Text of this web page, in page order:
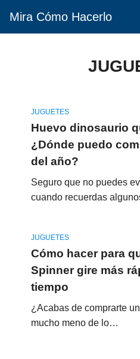
Mira Cómo Hacerlo
JUGUETES
Huevo dinosaurio
¿Dónde puedo
del año?
Seguro que no puedes
cuando recuerdas
JUGUETES
Cómo hacer para
Spinner gire más
tiempo
¿Acabas de comprarte
mucho meno de lo…